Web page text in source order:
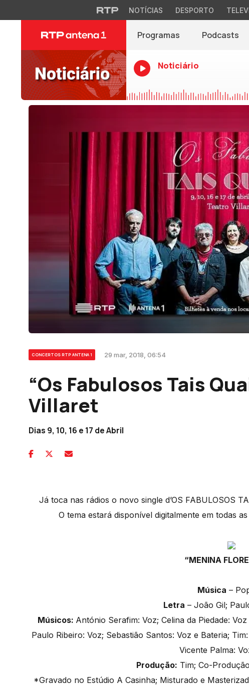
NOTÍCIAS DESPORTO
Programas Podcasts
Noticiário
CONCERTOS RTP ANTENA 1 29 mar, 2018, 06:54
“Os Fabulosos Tais
Villaret
Dias 9, 10, 16 e 17 de Abril
Já toca nas rádios o novo single d’OS FABULOSOS
O tema estará disponível digitalmente em todas
“MENINA
Música –
Letra – João Gil;
Músicos: António Serafim: Voz; Celina da Piedade:
Paulo Ribeiro: Voz; Sebastião Santos: Voz e Bateria;
Vicente Palma:
Produção: Tim; Co-
*Gravado no Estúdio A Casinha; Misturado e